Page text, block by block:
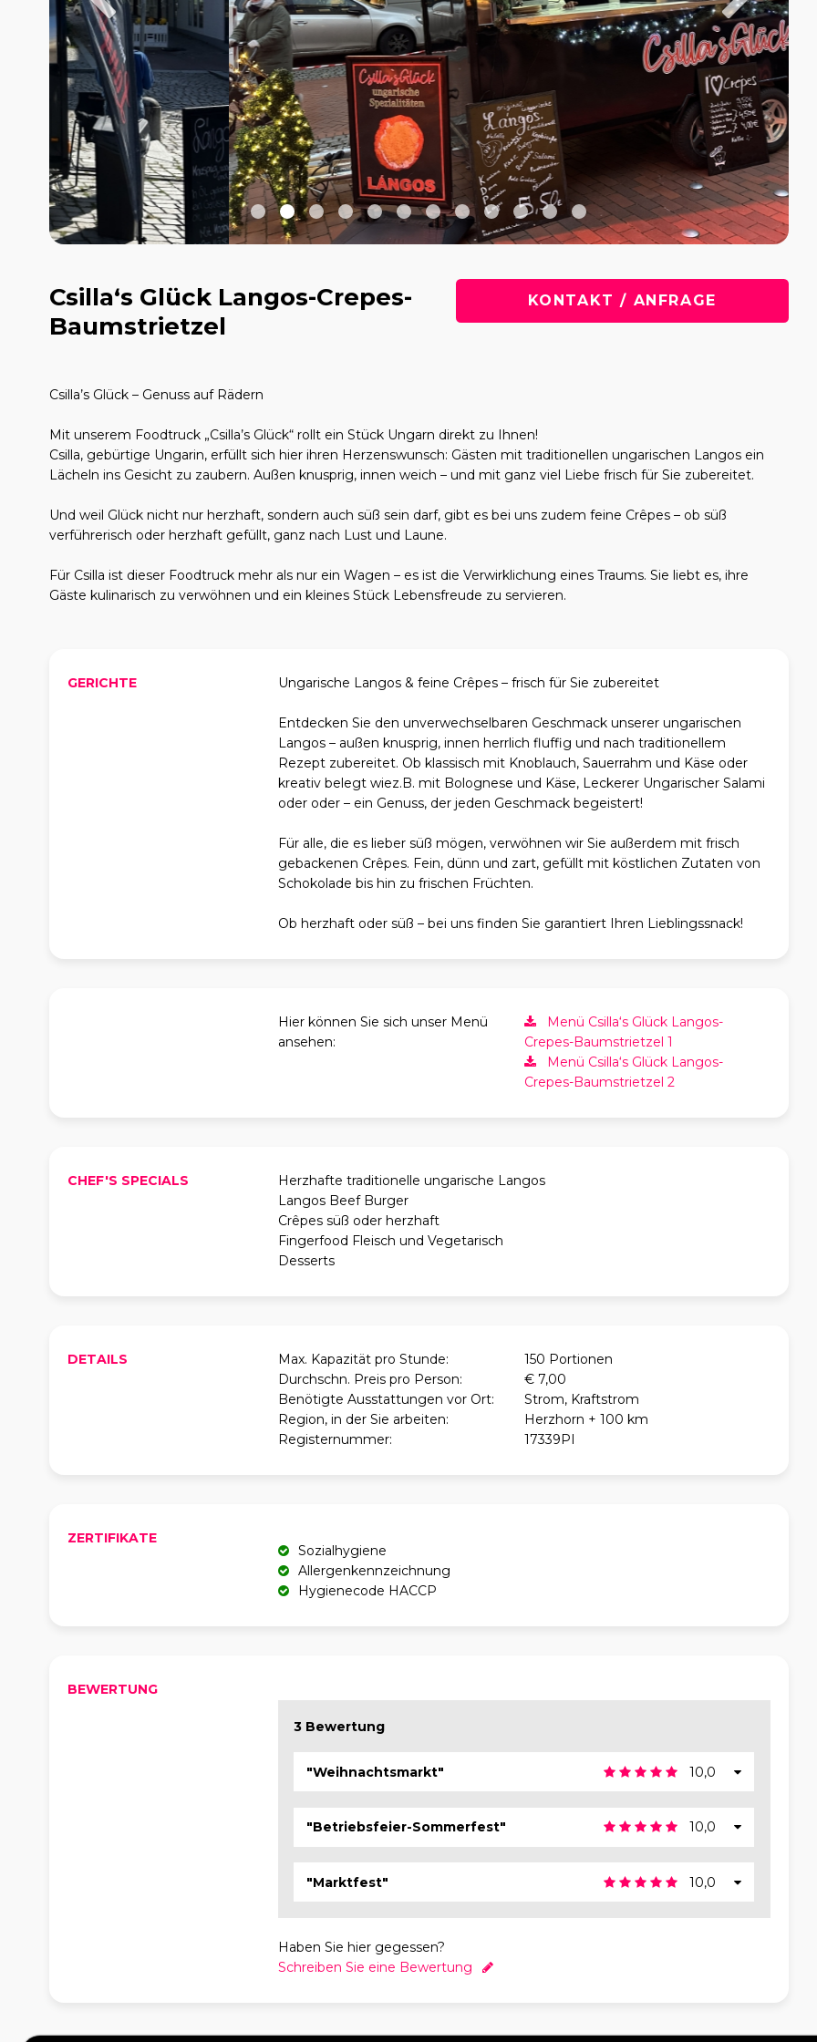
Csilla‘s Glück Langos-Crepes-
Baumstrietzel
KONTAKT / ANFRAGE
Csilla’s Glück – Genuss auf Rädern
Mit unserem Foodtruck „Csilla’s Glück“ rollt ein Stück Ungarn direkt zu Ihnen!
Csilla, gebürtige Ungarin, erfüllt sich hier ihren Herzenswunsch: Gästen mit traditionellen ungarischen Langos ein
Lächeln ins Gesicht zu zaubern. Außen knusprig, innen weich – und mit ganz viel Liebe frisch für Sie zubereitet.
Und weil Glück nicht nur herzhaft, sondern auch süß sein darf, gibt es bei uns zudem feine Crêpes – ob süß
verführerisch oder herzhaft gefüllt, ganz nach Lust und Laune.
Für Csilla ist dieser Foodtruck mehr als nur ein Wagen – es ist die Verwirklichung eines Traums. Sie liebt es, ihre
Gäste kulinarisch zu verwöhnen und ein kleines Stück Lebensfreude zu servieren.
GERICHTE Ungarische Langos & feine Crêpes – frisch für Sie zubereitet
Entdecken Sie den unverwechselbaren Geschmack unserer ungarischen
Langos – außen knusprig, innen herrlich fluffig und nach traditionellem
Rezept zubereitet. Ob klassisch mit Knoblauch, Sauerrahm und Käse oder
kreativ belegt wiez.B. mit Bolognese und Käse, Leckerer Ungarischer Salami
oder oder – ein Genuss, der jeden Geschmack begeistert!
Für alle, die es lieber süß mögen, verwöhnen wir Sie außerdem mit frisch
gebackenen Crêpes. Fein, dünn und zart, gefüllt mit köstlichen Zutaten von
Schokolade bis hin zu frischen Früchten.
Ob herzhaft oder süß – bei uns finden Sie garantiert Ihren Lieblingssnack!
Hier können Sie sich unser Menü
ansehen:
Menü Csilla‘s Glück Langos-
Crepes-Baumstrietzel 1
Menü Csilla‘s Glück Langos-
Crepes-Baumstrietzel 2
CHEF'S SPECIALS
Herzhafte traditionelle ungarische Langos
Langos Beef Burger
Crêpes süß oder herzhaft
Fingerfood Fleisch und Vegetarisch
Desserts
DETAILS Max. Kapazität pro Stunde:
150 Portionen
Durchschn. Preis pro Person:
€ 7,00
Benötigte Ausstattungen vor Ort:
Strom, Kraftstrom
Region, in der Sie arbeiten:
Herzhorn + 100 km
Registernummer:
17339PI
ZERTIFIKATE
Sozialhygiene
Allergenkennzeichnung
Hygienecode HACCP
BEWERTUNG
3 Bewertung
"Weihnachtsmarkt" 10,0
"Betriebsfeier-Sommerfest" 10,0
"Marktfest" 10,0
Haben Sie hier gegessen?
Schreiben Sie eine Bewertung